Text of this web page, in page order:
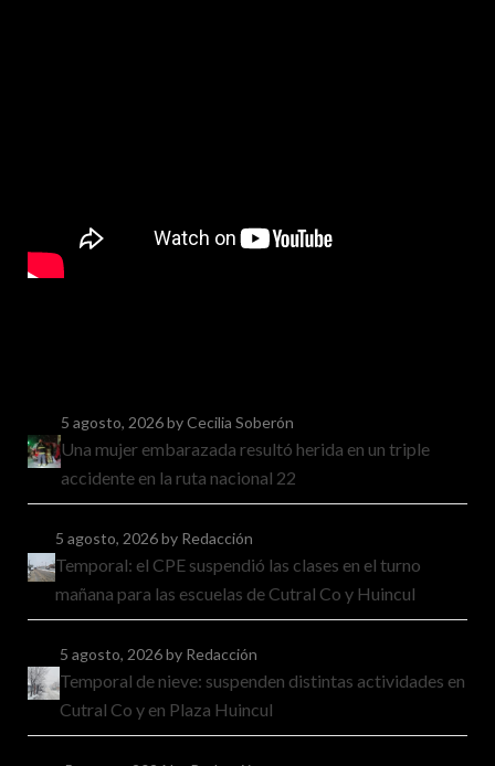
5 agosto, 2026by Cecilia Soberón
Una mujer embarazada resultó herida en un triple
accidente en la ruta nacional 22
5 agosto, 2026by Redacción
Temporal: el CPE suspendió las clases en el turno
mañana para las escuelas de Cutral Co y Huincul
5 agosto, 2026by Redacción
Temporal de nieve: suspenden distintas actividades en
Cutral Co y en Plaza Huincul